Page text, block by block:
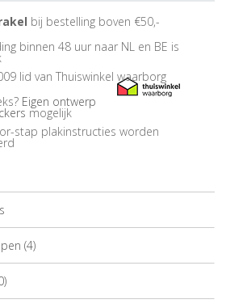
bij bestelling boven €50,-
binnen 48 uur naar NL en BE is
lid van Thuiswinkel waarborg
Eigen ontwerp
mogelijk
stap plakinstructies worden
(4)